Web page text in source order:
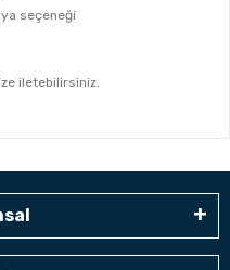
seçeneği
iletebilirsiniz.